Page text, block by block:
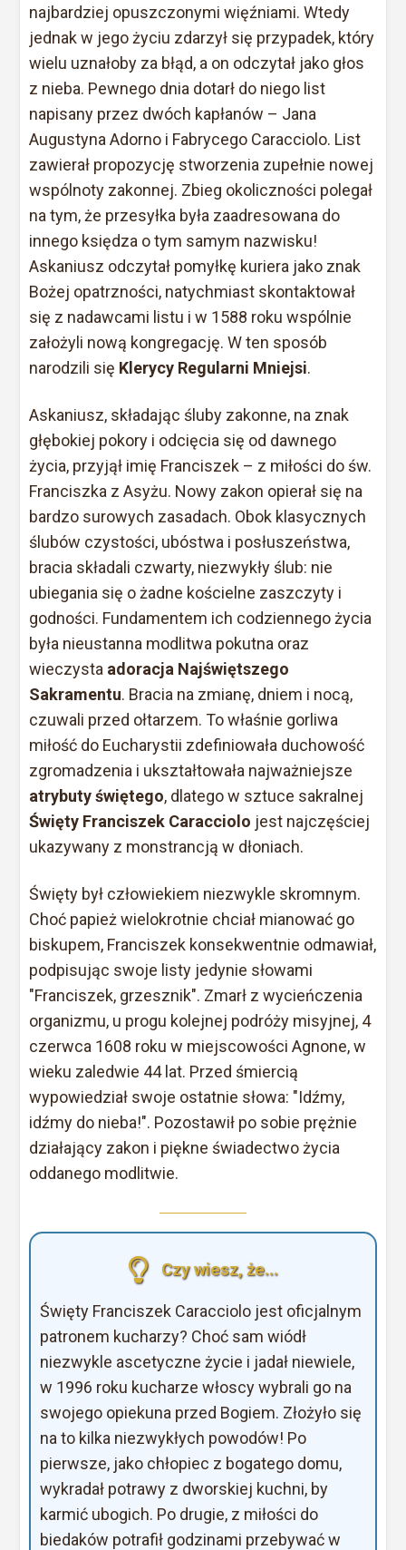
najbardziej opuszczonymi więźniami. Wtedy
jednak w jego życiu zdarzył się przypadek, który
wielu uznałoby za błąd, a on odczytał jako głos
z nieba. Pewnego dnia dotarł do niego list
napisany przez dwóch kapłanów – Jana
Augustyna Adorno i Fabrycego Caracciolo. List
zawierał propozycję stworzenia zupełnie nowej
wspólnoty zakonnej. Zbieg okoliczności polegał
na tym, że przesyłka była zaadresowana do
innego księdza o tym samym nazwisku!
Askaniusz odczytał pomyłkę kuriera jako znak
Bożej opatrzności, natychmiast skontaktował
się z nadawcami listu i w 1588 roku wspólnie
założyli nową kongregację. W ten sposób
narodzili się Klerycy Regularni Mniejsi.
Askaniusz, składając śluby zakonne, na znak
głębokiej pokory i odcięcia się od dawnego
życia, przyjął imię Franciszek – z miłości do św.
Franciszka z Asyżu. Nowy zakon opierał się na
bardzo surowych zasadach. Obok klasycznych
ślubów czystości, ubóstwa i posłuszeństwa,
bracia składali czwarty, niezwykły ślub: nie
ubiegania się o żadne kościelne zaszczyty i
godności. Fundamentem ich codziennego życia
była nieustanna modlitwa pokutna oraz
wieczysta adoracja Najświętszego
Sakramentu. Bracia na zmianę, dniem i nocą,
czuwali przed ołtarzem. To właśnie gorliwa
miłość do Eucharystii zdefiniowała duchowość
zgromadzenia i ukształtowała najważniejsze
atrybuty świętego, dlatego w sztuce sakralnej
Święty Franciszek Caracciolo jest najczęściej
ukazywany z monstrancją w dłoniach.
Święty był człowiekiem niezwykle skromnym.
Choć papież wielokrotnie chciał mianować go
biskupem, Franciszek konsekwentnie odmawiał,
podpisując swoje listy jedynie słowami
"Franciszek, grzesznik". Zmarł z wycieńczenia
organizmu, u progu kolejnej podróży misyjnej, 4
czerwca 1608 roku w miejscowości Agnone, w
wieku zaledwie 44 lat. Przed śmiercią
wypowiedział swoje ostatnie słowa: "Idźmy,
idźmy do nieba!". Pozostawił po sobie prężnie
działający zakon i piękne świadectwo życia
oddanego modlitwie.
Czy wiesz, że...
Święty Franciszek Caracciolo jest oficjalnym
patronem kucharzy? Choć sam wiódł
niezwykle ascetyczne życie i jadał niewiele,
w 1996 roku kucharze włoscy wybrali go na
swojego opiekuna przed Bogiem. Złożyło się
na to kilka niezwykłych powodów! Po
pierwsze, jako chłopiec z bogatego domu,
wykradał potrawy z dworskiej kuchni, by
karmić ubogich. Po drugie, z miłości do
biedaków potrafił godzinami przebywać w